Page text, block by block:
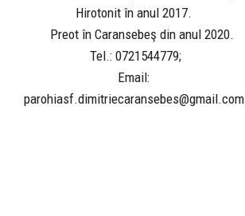
Hirotonit în anul 2017.
Preot în Caransebeş din anul 2020.
Tel.: 0721544779;
Email:
parohiasf.dimitriecaransebes@gmail.com